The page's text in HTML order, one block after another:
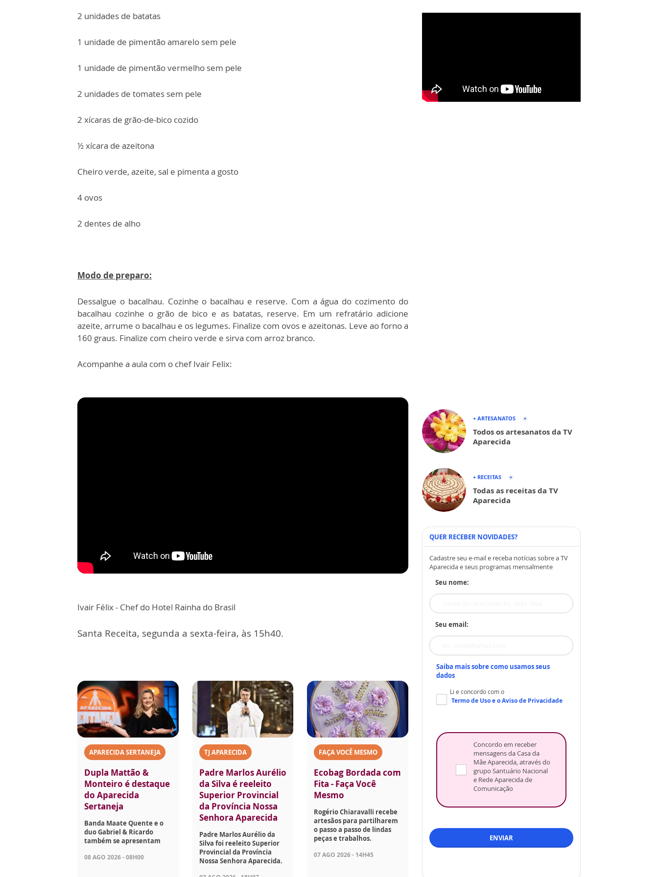
2 unidades de batatas
1 unidade de pimentão amarelo sem pele
1 unidade de pimentão vermelho sem pele
2 unidades de tomates sem pele
2 xícaras de grão-de-bico cozido
½ xícara de azeitona
Cheiro verde, azeite, sal e pimenta a gosto
4 ovos
2 dentes de alho
Modo de preparo:
Dessalgue o bacalhau. Cozinhe o bacalhau e reserve. Com a água do cozimento do
bacalhau cozinhe o grão de bico e as batatas, reserve. Em um refratário adicione
azeite, arrume o bacalhau e os legumes. Finalize com ovos e azeitonas. Leve ao forno a
160 graus. Finalize com cheiro verde e sirva com arroz branco.
Acompanhe a aula com o chef Ivair Felix:
Ivair Félix - Chef do Hotel Rainha do Brasil
Santa Receita, segunda a sexta-feira, às 15h40.
APARECIDA SERTANEJA
Dupla Mattão &
Monteiro é destaque
do Aparecida
Sertaneja
Banda Maate Quente e o
duo Gabriel & Ricardo
também se apresentam
08 AGO 2026 - 08H00
TJ APARECIDA
Padre Marlos Aurélio
da Silva é reeleito
Superior Provincial
da Província Nossa
Senhora Aparecida
Padre Marlos Aurélio da
Silva foi reeleito Superior
Provincial da Província
Nossa Senhora Aparecida.
FAÇA VOCÊ MESMO
Ecobag Bordada com
Fita - Faça Você
Mesmo
Rogério Chiaravalli recebe
artesãos para partilharem
o passo a passo de lindas
peças e trabalhos.
07 AGO 2026 - 14H45
+ ARTESANATOS
Todos os artesanatos da TV
Aparecida
+ RECEITAS
Todas as receitas da TV
Aparecida
QUER RECEBER NOVIDADES?
Cadastre seu e-mail e receba notícias sobre a TV
Aparecida e seus programas mensalmente
Seu nome:
Seu email:
Saiba mais sobre como usamos seus
dados
Li e concordo com o
Termo de Usoe oAviso de Privacidade
Concordo em receber
mensagens da Casa da
Mãe Aparecida, através do
grupo Santuário Nacional
e Rede Aparecida de
Comunicação
ENVIAR